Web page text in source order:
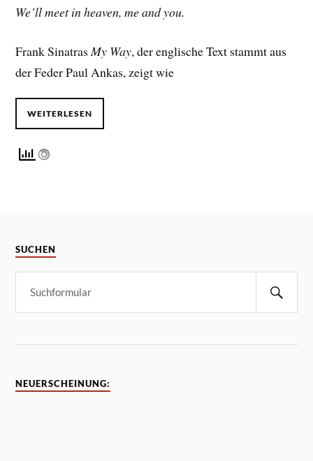
We’ll meet in heaven, me and you.
Frank SinatrasMy Way, der englische Text stammt aus
der Feder Paul Ankas, zeigt wie
WEITERLESEN
SUCHEN
NEUERSCHEINUNG: